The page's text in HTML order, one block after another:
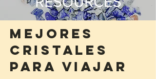
mejores
cristales
para viajar